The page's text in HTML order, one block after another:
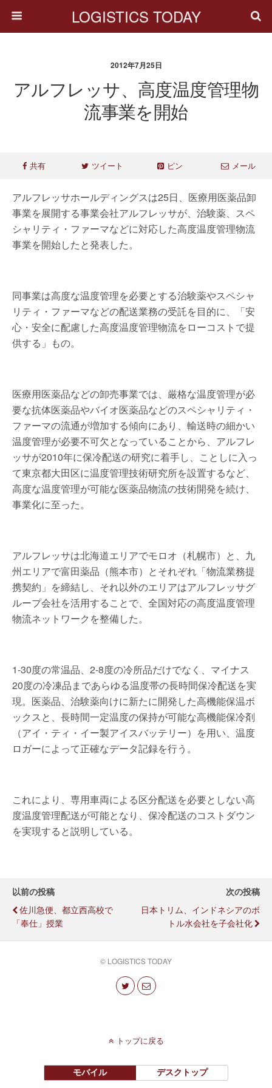
LOGISTICS TODAY
2012年7月25日
アルフレッサ、高度温度管理物
流事業を開始
共有 ツイート ピン メール
アルフレッサホールディングスは25日、医療用医薬品卸
事業を展開する事業会社アルフレッサが、治験薬、スペ
シャリティ・ファーマなどに対応した高度温度管理物流
事業を開始したと発表した。
同事業は高度な温度管理を必要とする治験薬やスペシャ
リティ・ファーマなどの配送業務の受託を目的に、「安
心・安全に配慮した高度温度管理物流をローコストで提
供する」もの。
医療用医薬品などの卸売事業では、厳格な温度管理が必
要な抗体医薬品やバイオ医薬品などのスペシャリティ・
ファーマの流通が増加する傾向にあり、輸送時の細かい
温度管理が必要不可欠となっていることから、アルフレ
ッサが2010年に保冷配送の研究に着手し、ことしに入っ
て東京都大田区に温度管理技術研究所を設置するなど、
高度な温度管理が可能な医薬品物流の技術開発を続け、
事業化に至った。
アルフレッサは北海道エリアでモロオ（札幌市）と、九
州エリアで富田薬品（熊本市）とそれぞれ「物流業務提
携契約」を締結し、それ以外のエリアはアルフレッサグ
ループ会社を活用することで、全国対応の高度温度管理
物流ネットワークを整備した。
1-30度の常温品、2-8度の冷所品だけでなく、マイナス
20度の冷凍品まであらゆる温度帯の長時間保冷配送を実
現。医薬品、治験薬向けに新たに開発した高機能保温ボ
ックスと、長時間一定温度の保持が可能な高機能保冷剤
（アイ・ティ・イー製アイスバッテリー）を用い、温度
ロガーによって正確なデータ記録を行う。
これにより、専用車両による区分配送を必要としない高
度温度管理配送が可能となり、保冷配送のコストダウン
を実現すると説明している。
以前の投稿
佐川急便、都立西高校で
「奉仕」授業
次の投稿
日本トリム、インドネシアのボ
トル水会社を子会社化
© LOGISTICS TODAY
トップに戻る
モバイル デスクトップ